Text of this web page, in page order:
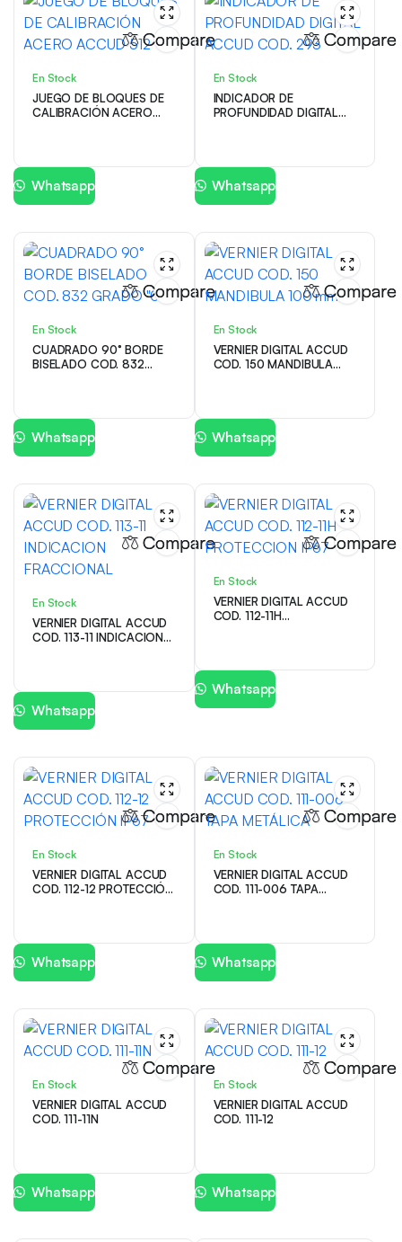
Compare
En Stock
JUEGO DE BLOQUES DE
CALIBRACIÓN ACERO
Whatsapp
Compare
En Stock
INDICADOR DE
PROFUNDIDAD DIGITAL
Whatsapp
Compare
En Stock
CUADRADO 90° BORDE
BISELADO COD. 832
Whatsapp
Compare
En Stock
VERNIER DIGITAL ACCUD
COD. 150 MANDIBULA
Whatsapp
Compare
En Stock
VERNIER DIGITAL ACCUD
COD. 113-11 INDICACION
Whatsapp
Compare
En Stock
VERNIER DIGITAL ACCUD
COD. 112-11H
Whatsapp
Compare
En Stock
VERNIER DIGITAL ACCUD
COD. 112-12 PROTECCIÓN
Whatsapp
Compare
En Stock
VERNIER DIGITAL ACCUD
COD. 111-006 TAPA
Whatsapp
Compare
En Stock
VERNIER DIGITAL ACCUD
COD. 111-11N
Whatsapp
Compare
En Stock
VERNIER DIGITAL ACCUD
COD. 111-12
Whatsapp